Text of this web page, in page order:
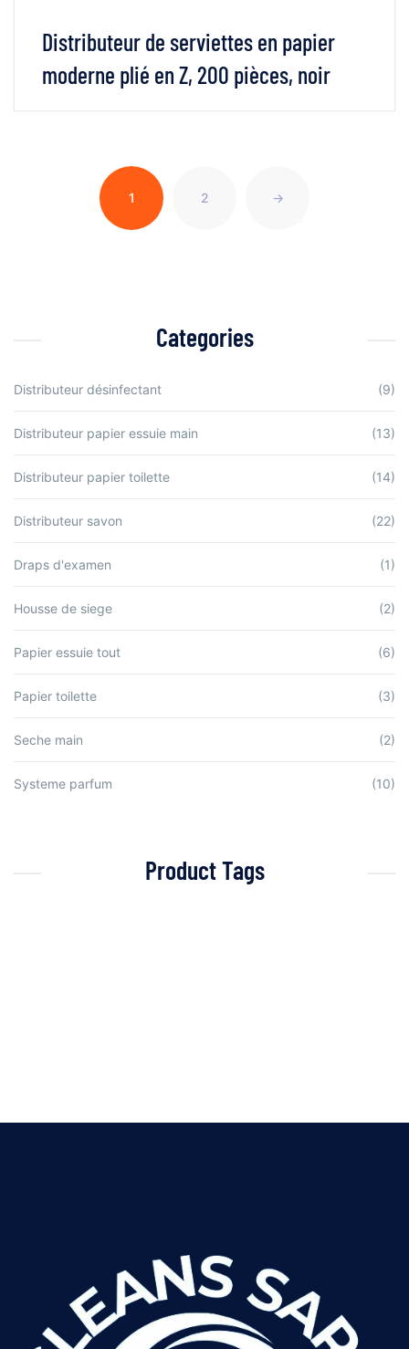
Distributeur de serviettes en papier
moderne plié en Z, 200 pièces, noir
1 2 →
Categories
Distributeur désinfectant (9)
Distributeur papier essuie main (13)
Distributeur papier toilette (14)
Distributeur savon (22)
Draps d'examen (1)
Housse de siege (2)
Papier essuie tout (6)
Papier toilette (3)
Seche main (2)
Systeme parfum (10)
Product Tags